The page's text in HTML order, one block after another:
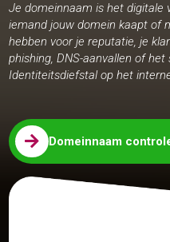
Je domeinnaam is het digitale
iemand jouw domein kaapt of
hebben voor je reputatie, je
phishing, DNS-aanvallen of
Identiteitsdiefstal op het
 Domeinnaam